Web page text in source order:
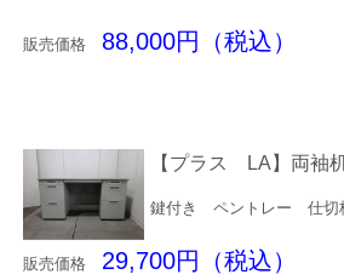
販売価格 88,000円（税込）
【プラス LA】両袖
鍵付き ペントレー 仕切
販売価格 29,700円（税込）